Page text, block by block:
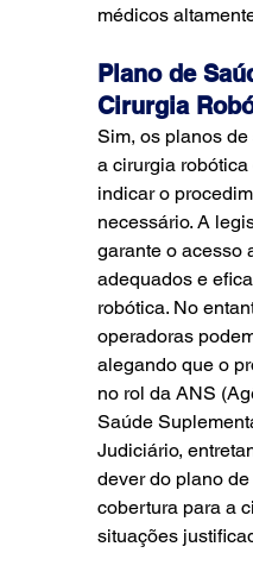
médicos
Plano de
Cirurgia
Sim, os planos
a cirurgia
indicar o
necessário. A
garante o acesso
adequados e
robótica. No
operadoras
alegando que o
no rol da ANS
Saúde
Judiciário,
dever do plano
cobertura para a
situações